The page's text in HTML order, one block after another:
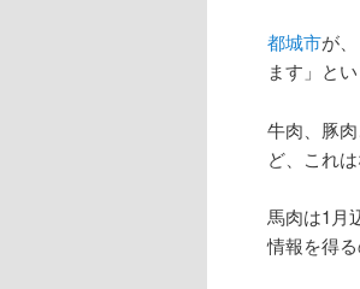
都城市が
ます」と
牛肉、豚
ど、これ
馬肉は1月
情報を得